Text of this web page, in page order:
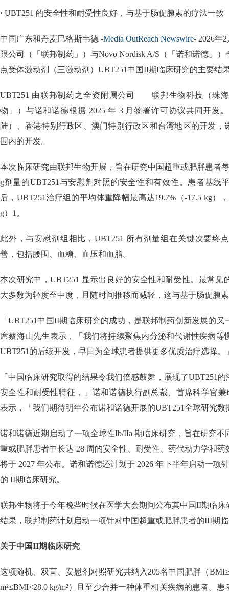
· UBT251 的安全性和耐受性良好，与基于肠促胰素的疗法一致
中国广东和丹麦巴格斯韦德 -Media OutReach Newswire- 2026年
限公司（「联邦制药」）与Novo Nordisk A/S（「诺和诺德」）
点受体激动剂（三激动剂）UBT251中国II期临床研究的主要结
UBT251 由联邦制药之全资附属公司——联邦生物科技（珠
物」）与诺和诺德根据 2025 年 3 月签署许可协议共同开发
陆）、香港特别行政区、澳门特别行政区和台湾地区的开发，
围内的开发。
本次临床研究由联邦生物开展，旨在研究中国超重或肥胖患者
g剂量的UBT251与安慰剂对照的安全性和有效性。患者基线
后，UBT251治疗组的平均体重降幅最高达19.7%（-17.5 kg）
g）1。
此外，与安慰剂组相比，UBT251 所有剂量组在关键次要终
善，包括腰围、血糖、血压和血脂。
本次研究中，UBT251 显示出良好的安全性和耐受性。最常见
大多数为轻度至中度，且随时间推移而减轻，这与基于肠促胰
「UBT251中国II期临床研究的成功，是联邦制药创新发展的
席蔡海山先生表示，「我们将持续聚焦内分泌和代谢性疾病等
UBT251的后续开发，早日为全球患者提供更多优质治疗选择。
「中国临床研究取得的结果令我们倍感鼓舞，展现了UBT251
安全性和耐受性特征，」诺和诺德执行副总裁、首席科学官兼
表示，「我们期待明年公布诺和诺德开展的UBT251全球研究数
诺和诺德近期启动了一项全球性Ib/IIa 期临床研究，旨在研究不
重或肥胖患者中长达 28 周的安全性、耐受性、药代动力学和
将于 2027 年公布。诺和诺德还计划于 2026 年下半年启动一项
的 II期临床研究。
联邦生物将于今年晚些时候在医学大会期间公布其中国II期临
结果，联邦制药计划启动一项针对中国超重或肥胖患者的III期
关于中国II期临床研究
这项随机、双盲、安慰剂对照研究共纳入205名中国肥胖（
m²≤BMI<28.0 kg/m²）且至少合并一种体重相关疾病的患者。